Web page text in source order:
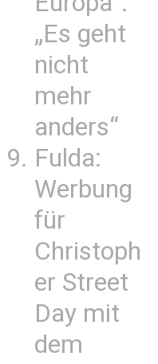
„Es geht
nicht
mehr
anders“
Fulda:
Werbung
für
Christoph
er Street
Day mit
dem